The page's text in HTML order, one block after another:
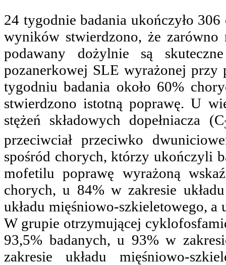
24 tygodnie badania ukończyło
wyników stwierdzono, że
podawany dożylnie są
pozanerkowej SLE wyrażonej
tygodniu badania około 60%
stwierdzono istotną poprawę. U
stężeń składowych dopełniacza (C
przeciwciał przeciwko
spośród chorych, którzy ukończyli
mofetilu poprawę wyrażoną
chorych, u 84% w zakresie
układu mięśniowo-szkieletowego,
W grupie otrzymującej
93,5% badanych, u 93% w
zakresie układu mięśniowo-